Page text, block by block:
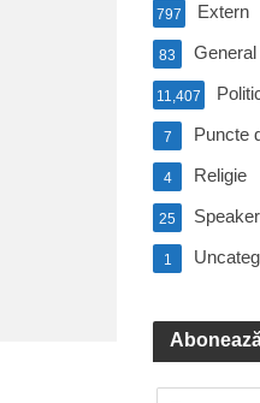
Extern
797
General
83
11,407
Puncte
7
Religie
4
25
1